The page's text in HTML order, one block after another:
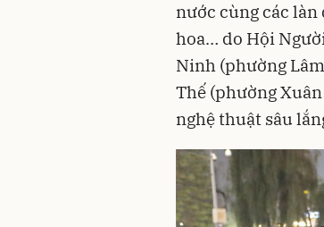
nước cùng các
hoa… do Hội
Ninh (phường
Thế (phường
nghệ thuật sâu